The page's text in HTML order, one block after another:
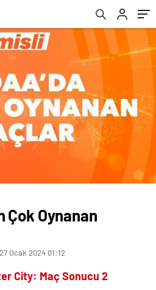
Çok Oynanan
27 Ocak 2024 01:12
City: Maç Sonucu 2